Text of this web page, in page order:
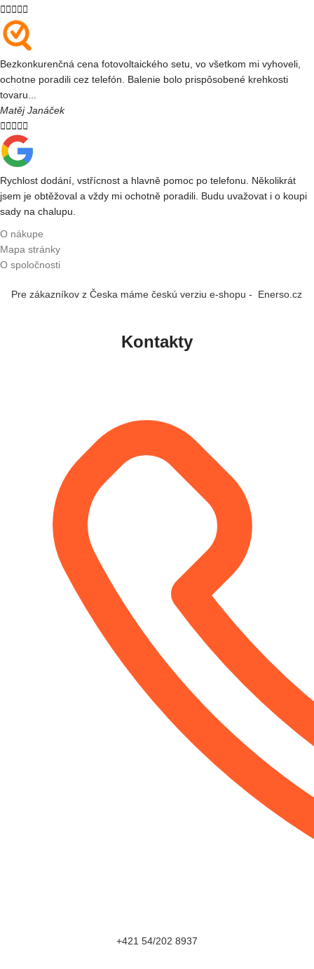

Bezkonkurenčná cena fotovoltaického setu, vo všetkom mi vyhoveli,
ochotne poradili cez telefón. Balenie bolo prispôsobené krehkosti
tovaru...
Matěj Janáček

Rychlost dodání, vstřícnost a hlavně pomoc po telefonu. Několikrát
jsem je obtěžoval a vždy mi ochotně poradili. Budu uvažovat i o koupi
sady na chalupu.
O nákupe
Mapa stránky
O spoločnosti
Pre zákazníkov z Česka máme českú verziu e-shopu - Enerso.cz
Kontakty
+421 54/202 8937